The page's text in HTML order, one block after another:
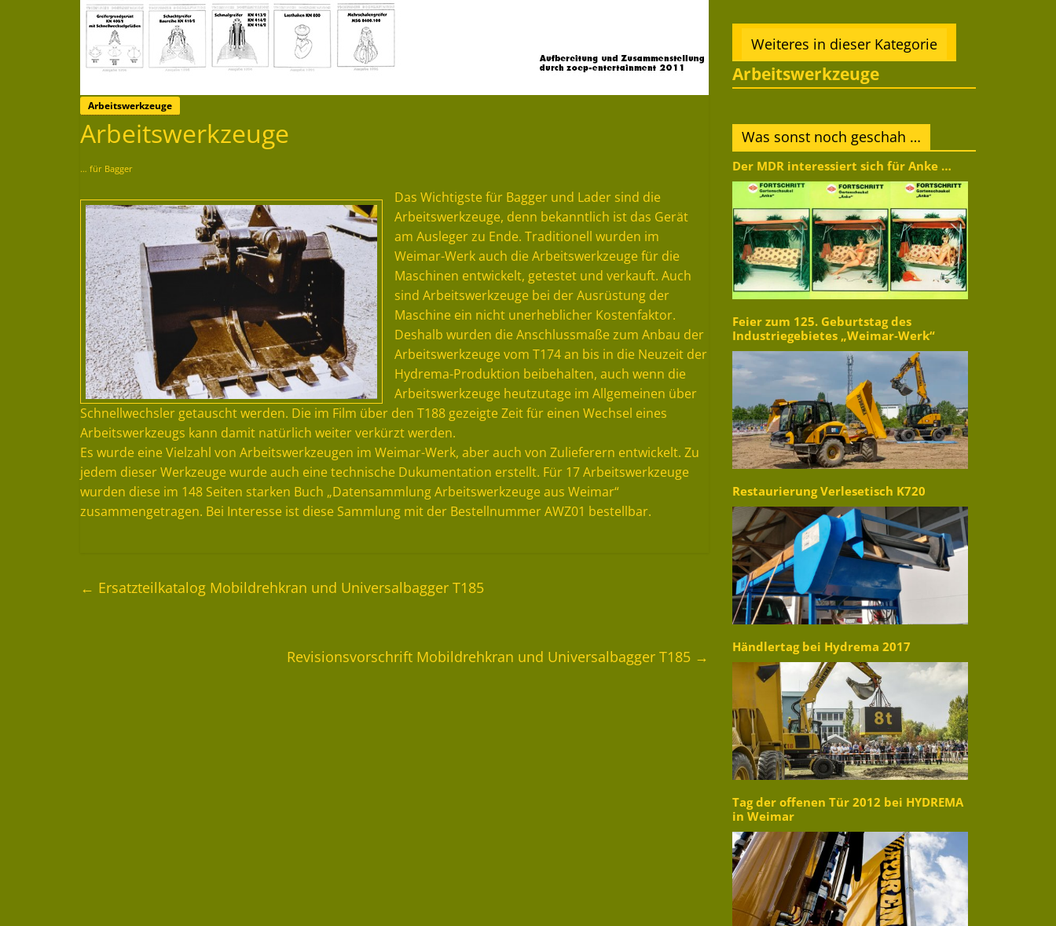
Arbeitswerkzeuge
Arbeitswerkzeuge
… für Bagger
Das Wichtigste für Bagger und Lader sind die
Arbeitswerkzeuge, denn bekanntlich ist das Gerät
am Ausleger zu Ende. Traditionell wurden im
Weimar-Werk auch die Arbeitswerkzeuge für die
Maschinen entwickelt, getestet und verkauft. Auch
sind Arbeitswerkzeuge bei der Ausrüstung der
Maschine ein nicht unerheblicher Kostenfaktor.
Deshalb wurden die Anschlussmaße zum Anbau der
Arbeitswerkzeuge vom T174 an bis in die Neuzeit der
Hydrema-Produktion beibehalten, auch wenn die
Arbeitswerkzeuge heutzutage im Allgemeinen über
Schnellwechsler getauscht werden. Die im Film über den T188 gezeigte Zeit für einen Wechsel eines
Arbeitswerkzeugs kann damit natürlich weiter verkürzt werden.
Es wurde eine Vielzahl von Arbeitswerkzeugen im Weimar-Werk, aber auch von Zulieferern entwickelt. Zu
jedem dieser Werkzeuge wurde auch eine technische Dukumentation erstellt. Für 17 Arbeitswerkzeuge
wurden diese im 148 Seiten starken Buch „Datensammlung Arbeitswerkzeuge aus Weimar“
zusammengetragen. Bei Interesse ist diese Sammlung mit der Bestellnummer AWZ01 bestellbar.
← Ersatzteilkatalog Mobildrehkran und Universalbagger T185
Revisionsvorschrift Mobildrehkran und Universalbagger T185 →
Weiteres in dieser Kategorie
Arbeitswerkzeuge
Was sonst noch geschah …
Der MDR interessiert sich für Anke …
Feier zum 125. Geburtstag des
Industriegebietes „Weimar-Werk“
Restaurierung Verlesetisch K720
Händlertag bei Hydrema 2017
Tag der offenen Tür 2012 bei HYDREMA
in Weimar